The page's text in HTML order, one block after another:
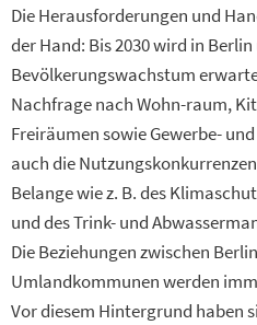
Die Herausforderungen und
der Hand: Bis 2030 wird in
Bevölkerungswachstum
Nachfrage nach Wohn-raum,
Freiräumen sowie Gewerbe-
auch die
Belange wie z. B. des
und des Trink- und
Die Beziehungen zwischen
Umlandkommunen werden
Vor diesem Hintergrund haben